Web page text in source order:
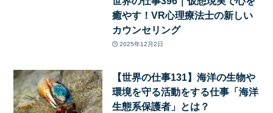
癒やす！VR心理療法士の新しい
カウンセリング
2025年12月2日
【世界の仕事131】海洋の生物や
環境を守る活動をする仕事「海洋
生態系保護者」とは？